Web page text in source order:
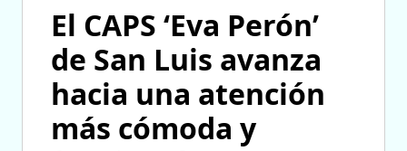
El CAPS ‘Eva Perón’
de San Luis avanza
hacia una atención
más cómoda y